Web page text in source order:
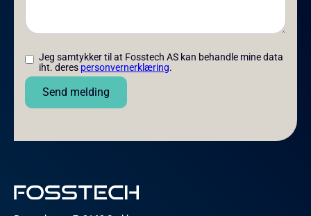
Jeg samtykker til at Fosstech AS kan behandle mine data
iht. deres personvernerklæring.